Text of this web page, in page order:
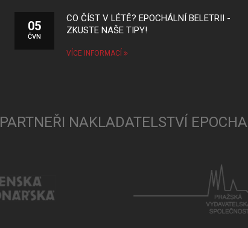
05
ČVN
CO ČÍST V LÉTĚ? EPOCHÁLNÍ BELETRII -
ZKUSTE NAŠE TIPY!
VÍCE INFORMACÍ
PARTNEŘI NAKLADATELSTVÍ EPOCHA